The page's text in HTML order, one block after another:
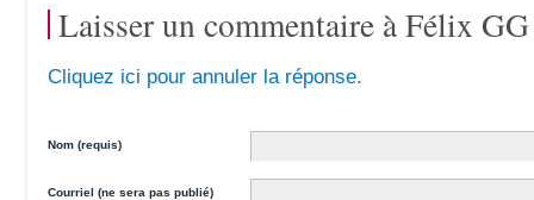
Laisser un commentaire àFélix GG
Cliquez ici pour annuler la réponse.
Nom (requis)
Courriel (ne sera pas publié)